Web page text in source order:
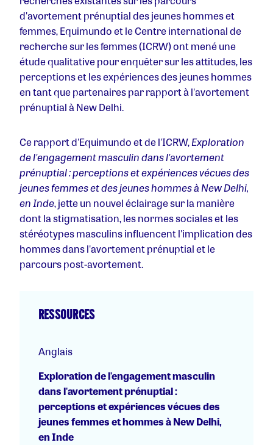
d'avortement prénuptial des jeunes hommes et
femmes, Equimundo et le Centre international de
recherche sur les femmes (ICRW) ont mené une
étude qualitative pour enquêter sur les attitudes, les
perceptions et les expériences des jeunes hommes
en tant que partenaires par rapport à l'avortement
prénuptial à New Delhi.
Ce rapport d'Equimundo et de l'ICRW,Exploration
de l'engagement masculin dans l'avortement
prénuptial : perceptions et expériences vécues des
jeunes femmes et des jeunes hommes à New Delhi,
en Inde, jette un nouvel éclairage sur la manière
dont la stigmatisation, les normes sociales et les
stéréotypes masculins influencent l'implication des
hommes dans l'avortement prénuptial et le
parcours post-avortement.
RESSOURCES
Anglais
Exploration de l'engagement masculin
dans l'avortement prénuptial :
perceptions et expériences vécues des
jeunes femmes et hommes à New Delhi,
en Inde